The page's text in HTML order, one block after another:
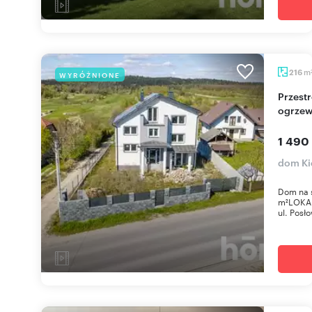
WYRÓŻNIONE 216 m
Przestronny dom 216 m² z nowoczesnym
1 490
dom
Dom na
ul.